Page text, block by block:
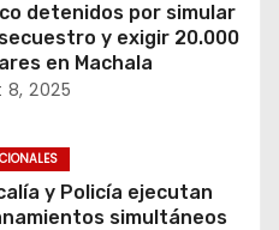
detenidos por simular
y exigir 20.000
en Machala
8, 2025
y Policía ejecutan
simultáneos